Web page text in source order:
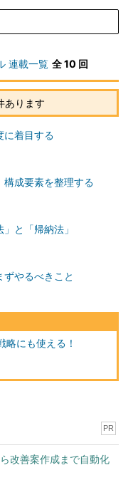
連載一覧 全 10 回
あります
に着目する
構成要素を整理する
と「帰納法」
ずやるべきこと
略にも使える！
PR
改善案作成まで自動化